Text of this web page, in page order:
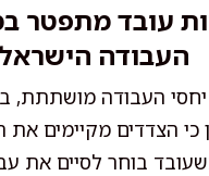
עובד מתפטר
העבודה
העבודה מושתתת,
כי הצדדים מקיימים
בוחר לסיים את